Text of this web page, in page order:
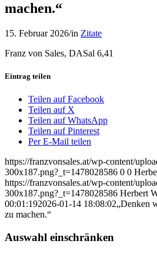
machen.“
15. Februar 2026/in Zitate
Franz von Sales, DASal 6,41
Eintrag teilen
Teilen auf Facebook
Teilen auf X
Teilen auf WhatsApp
Teilen auf Pinterest
Per E-Mail teilen
https://franzvonsales.at/wp-content/
300x187.png?_t=1478028586 0 0
https://franzvonsales.at/wp-content/
300x187.png?_t=1478028586 Herbert
00:01:192026-01-14 18:08:02„Denken
zu machen.“
Auswahl einschränken